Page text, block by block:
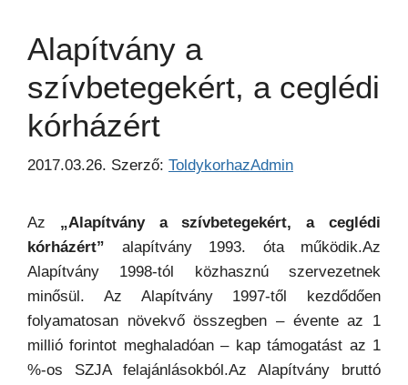
Alapítvány a
szívbetegekért, a ceglédi
kórházért
2017.03.26. Szerző: ToldykorhazAdmin
Az „Alapítvány a szívbetegekért, a ceglédi
kórházért” alapítvány 1993. óta működik.Az
Alapítvány 1998-tól közhasznú szervezetnek
minősül. Az Alapítvány 1997-től kezdődően
folyamatosan növekvő összegben – évente az 1
millió forintot meghaladóan – kap támogatást az 1
%-os SZJA felajánlásokból.Az Alapítvány bruttó